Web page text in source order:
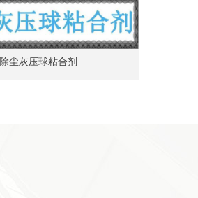
除尘灰压球粘合剂